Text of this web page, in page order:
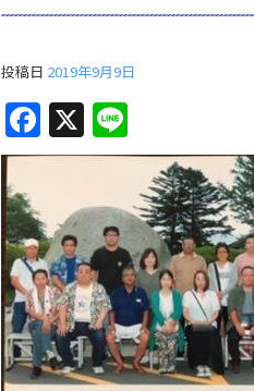
投稿日 2019年9月9日
F
a
e
b
o
o
k
X
n
e